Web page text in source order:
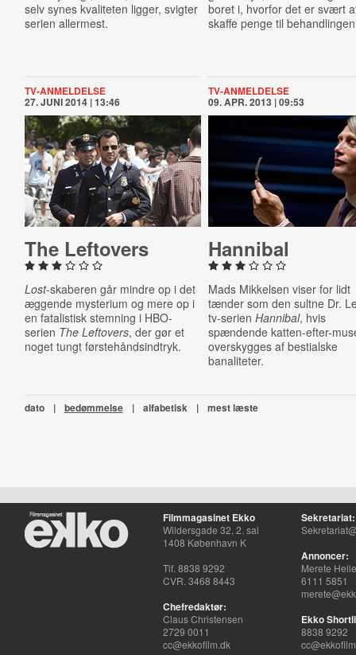
selv synes kvaliteten ligger, svigter
serien allermest.
boret i, hvorfor det er svært
skaffe penge til
TV-ANMELDELSE
27. JUNI 2014 | 13:46
The Leftovers
Lost-skaberen går mindre op i det
æggende mysterium og mere op i
en fatalistisk stemning i HBO-
serien The Leftovers, der gør et
noget tungt førstehåndsindtryk.
TV-ANMELDELSE
09. APR. 2013 | 09:53
Hannibal
Mads Mikkelsen viser for lidt
tænder som den sultne Dr.
tv-serienHannibal, hvis
spændende katten-efter-
overskygges af bestialske
banaliteter.
dato | bedømmelse | alfabetisk | mest læste
Filmmagasinet Ekko
Wildersgade 32, 2. sal
1408 København K
Tlf. 8838 9292
CVR. 3468 8443
Chefredaktør:
Claus Christensen
2729 0011
cc@ekkofilm.dk
Sekretariat:
Annoncer:
Merete
6111 5851
Ekko
8838 9292